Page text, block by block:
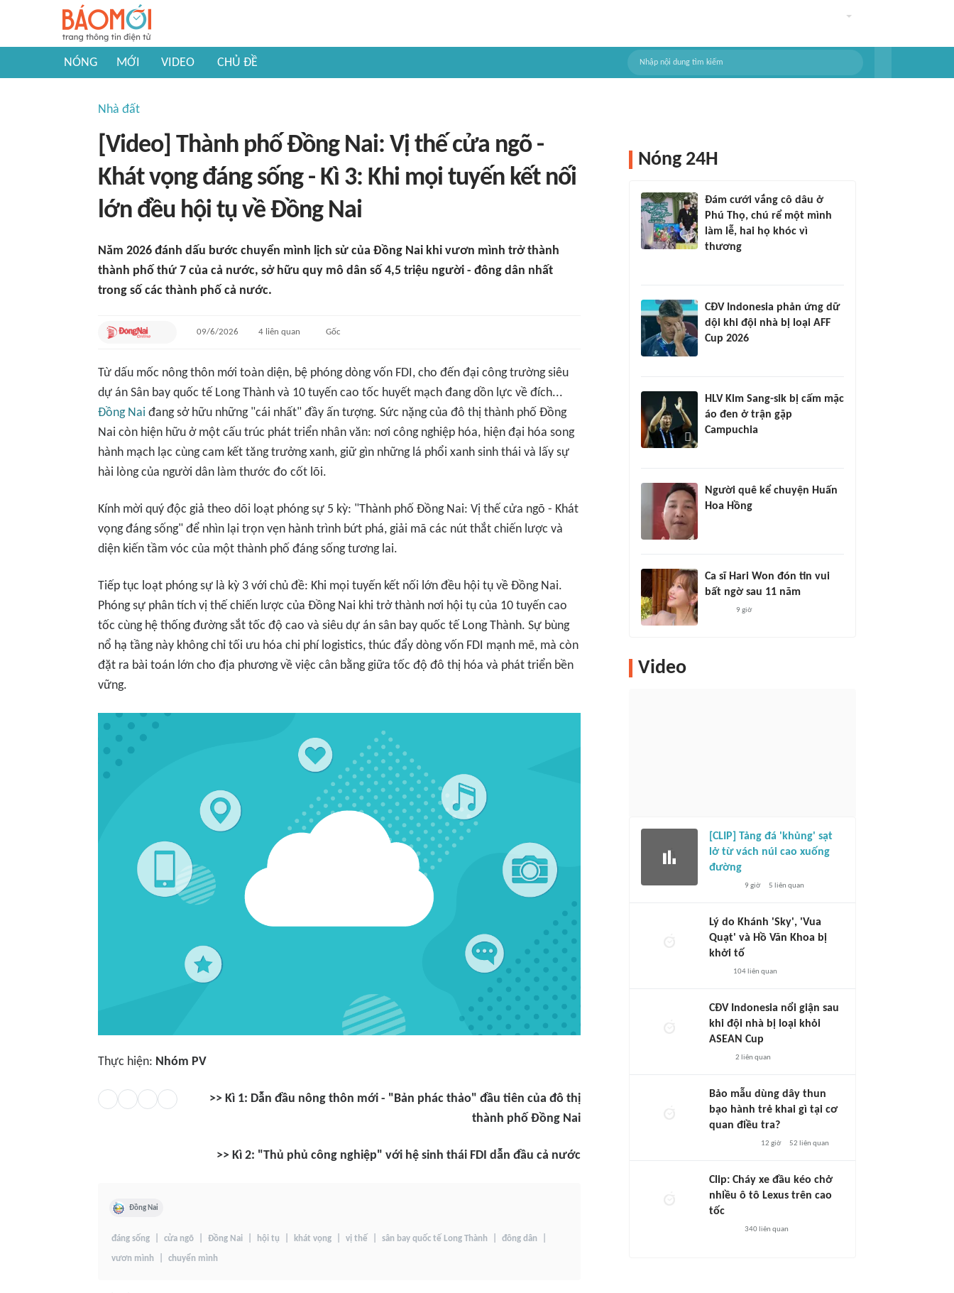
NÓNG MỚI VIDEO CHỦ ĐỀ
Nhà đất
[Video] Thành phố Đồng Nai: Vị thế cửa ngõ -
Khát vọng đáng sống - Kì 3: Khi mọi tuyến kết nối
lớn đều hội tụ về Đồng Nai
Năm 2026 đánh dấu bước chuyển mình lịch sử của Đồng Nai khi vươn mình trở thành
thành phố thứ 7 của cả nước, sở hữu quy mô dân số 4,5 triệu người - đông dân nhất
trong số các thành phố cả nước.
09/6/2026 4liên quan Gốc
Từ dấu mốc nông thôn mới toàn diện, bệ phóng dòng vốn FDI, cho đến đại công trường siêu
dự án Sân bay quốc tế Long Thành và 10 tuyến cao tốc huyết mạch đang dồn lực về đích...
Đồng Nai đang sở hữu những "cái nhất" đầy ấn tượng. Sức nặng của đô thị thành phố Đồng
Nai còn hiện hữu ở một cấu trúc phát triển nhân văn: nơi công nghiệp hóa, hiện đại hóa song
hành mạch lạc cùng cam kết tăng trưởng xanh, giữ gìn những lá phổi xanh sinh thái và lấy sự
hài lòng của người dân làm thước đo cốt lõi.
Kính mời quý độc giả theo dõi loạt phóng sự 5 kỳ: "Thành phố Đồng Nai: Vị thế cửa ngõ - Khát
vọng đáng sống" để nhìn lại trọn vẹn hành trình bứt phá, giải mã các nút thắt chiến lược và
diện kiến tầm vóc của một thành phố đáng sống tương lai.
Tiếp tục loạt phóng sự là kỳ 3 với chủ đề: Khi mọi tuyến kết nối lớn đều hội tụ về Đồng Nai.
Phóng sự phân tích vị thế chiến lược của Đồng Nai khi trở thành nơi hội tụ của 10 tuyến cao
tốc cùng hệ thống đường sắt tốc độ cao và siêu dự án sân bay quốc tế Long Thành. Sự bùng
nổ hạ tầng này không chỉ tối ưu hóa chi phí logistics, thúc đẩy dòng vốn FDI mạnh mẽ, mà còn
đặt ra bài toán lớn cho địa phương về việc cân bằng giữa tốc độ đô thị hóa và phát triển bền
vững.
Thực hiện: Nhóm PV
>> Kì 1: Dẫn đầu nông thôn mới - "Bản phác thảo" đầu tiên của đô thị
thành phố Đồng Nai
>> Kì 2: "Thủ phủ công nghiệp" với hệ sinh thái FDI dẫn đầu cả nước
Đồng Nai
đáng sống cửa ngõ Đồng Nai hội tụ khát vọng vị thế sân bay quốc tế Long Thành đông dân
vươn mình chuyển mình
Nóng 24H
Đám cưới vắng cô dâu ở
Phú Thọ, chú rể một mình
làm lễ, hai họ khóc vì
thương
CĐV Indonesia phản ứng dữ
dội khi đội nhà bị loại AFF
Cup 2026
HLV Kim Sang-sik bị cấm mặc
áo đen ở trận gặp
Campuchia
Người quê kể chuyện Huấn
Hoa Hồng
Ca sĩ Hari Won đón tin vui
bất ngờ sau 11 năm
9 giờ
Video
[CLIP] Tảng đá 'khủng' sạt
lở từ vách núi cao xuống
đường
9 giờ 5 liên quan
Lý do Khánh 'Sky', 'Vua
Quạt' và Hồ Văn Khoa bị
khởi tố
104liên quan
CĐV Indonesia nổi giận sau
khi đội nhà bị loại khỏi
ASEAN Cup
2 liên quan
Bảo mẫu dùng dây thun
bạo hành trẻ khai gì tại cơ
quan điều tra?
12 giờ 52 liên quan
Clip: Cháy xe đầu kéo chở
nhiều ô tô Lexus trên cao
tốc
340liên quan